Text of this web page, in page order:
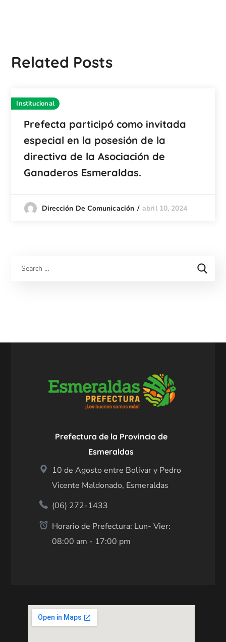
Related Posts
Institucional
Prefecta participó como invitada
especial en la posesión de la
directiva de la Asociación de
Ganaderos Esmeraldas.
Dirección De Comunicación abril 10, 2024
Prefectura de la Provincia de
Esmeraldas
10 de Agosto entre Bolívar y Pedro
Vicente Maldonado, Esmeraldas
(06) 272-1433
Horario de Prefectura: Lun- Vier:
08:00 am - 17:00 pm